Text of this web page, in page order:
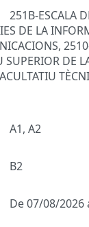
251B-ESCALA
DE LA
SUPERIOR DE
A1, A2
B2
De 07/08/2026